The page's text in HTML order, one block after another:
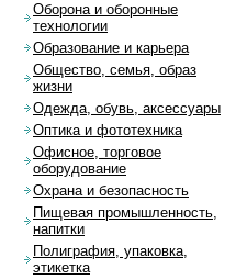
Оборона и оборонные
технологии
Образование и карьера
Общество, семья, образ
жизни
Одежда, обувь, аксессуары
Оптика и фототехника
Офисное, торговое
оборудование
Охрана и безопасность
Пищевая промышленность,
напитки
Полиграфия, упаковка,
этикетка